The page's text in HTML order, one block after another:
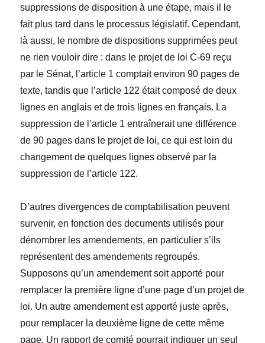
suppressions de disposition à une étape, mais il le
fait plus tard dans le processus législatif. Cependant,
là aussi, le nombre de dispositions supprimées peut
ne rien vouloir dire : dans le projet de loi C-69 reçu
par le Sénat, l’article 1 comptait environ 90 pages de
texte, tandis que l’article 122 était composé de deux
lignes en anglais et de trois lignes en français. La
suppression de l’article 1 entraînerait une différence
de 90 pages dans le projet de loi, ce qui est loin du
changement de quelques lignes observé par la
suppression de l’article 122.
D’autres divergences de comptabilisation peuvent
survenir, en fonction des documents utilisés pour
dénombrer les amendements, en particulier s’ils
représentent des amendements regroupés.
Supposons qu’un amendement soit apporté pour
remplacer la première ligne d’une page d’un projet de
loi. Un autre amendement est apporté juste après,
pour remplacer la deuxième ligne de cette même
page. Un rapport de comité pourrait indiquer un seul